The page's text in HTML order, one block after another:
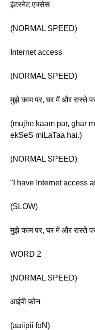
इंटरनेट एक्सेस
(NORMAL SPEED)
Internet access
(NORMAL SPEED)
मुझे काम पर, घर में और रास्ते
(mujhe kaam par, ghar
ekSeS miLaTaa hai.)
(NORMAL SPEED)
"I have Internet access
(SLOW)
मुझे काम पर, घर में और रास्ते
WORD 2
(NORMAL SPEED)
आईपी फ़ोन
(aaiipii foN)